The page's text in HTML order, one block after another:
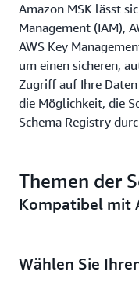
Amazon MSK lässt
Management (IAM),
AWS Key
um einen sicheren,
Zugriff auf Ihre
die Möglichkeit, die
Schema Registry
Themen der
Kompatibel mit
Wählen Sie